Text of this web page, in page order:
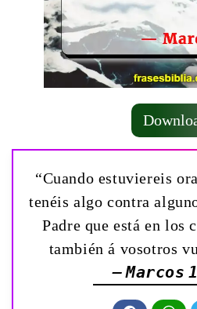
“Cuando estuviereis
tenéis algo contra
Padre que está en los
también á vosotros
— Marcos